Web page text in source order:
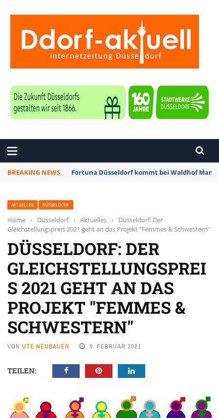
BREAKING NEWS Fortuna Düsseldorf kommt bei Waldhof
AKTUELLES DÜSSELDORF
Home › Düsseldorf › Aktuelles ›
Düsseldorf: Der
Gleichstellungspreis 2021 geht an das Projekt "Femmes & Schwestern"
DÜSSELDORF: DER
GLEICHSTELLUNGSPREI
S 2021 GEHT AN DAS
PROJEKT "FEMMES &
SCHWESTERN"
VON UTE NEUBAUER 5. FEBRUAR 2021
TEILEN: